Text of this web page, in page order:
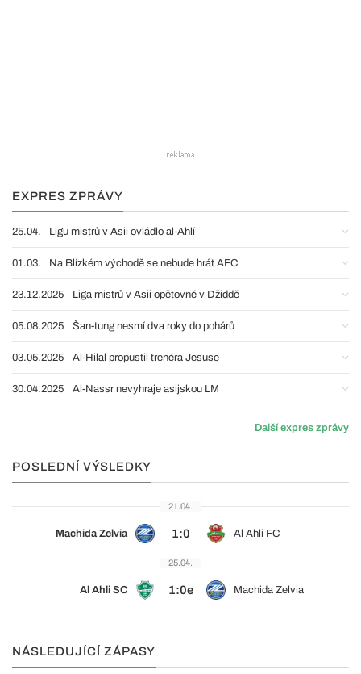
EXPRES ZPRÁVY
25.04. Ligu mistrů v Asii ovládlo al-Ahlí
01.03. Na Blízkém východě se nebude hrát AFC
23.12.2025 Liga mistrů v Asii opětovně v Džiddě
05.08.2025 Šan-tung nesmí dva roky do pohárů
03.05.2025 Al-Hilal propustil trenéra Jesuse
30.04.2025 Al-Nassr nevyhraje asijskou LM
Další expres zprávy
POSLEDNÍ VÝSLEDKY
21.04.
Machida Zelvia 1:0 Al Ahli FC
25.04.
Al Ahli SC 1:0e Machida Zelvia
NÁSLEDUJÍCÍ ZÁPASY